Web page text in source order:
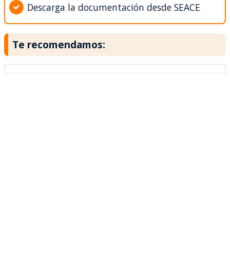
Descarga la documentación desde SEACE
Te recomendamos: